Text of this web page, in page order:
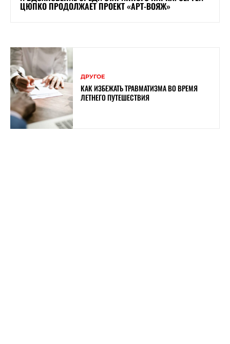
ЦЮПКО ПРОДОЛЖАЕТ ПРОЕКТ «АРТ-ВОЯЖ»
ДРУГОЕ
КАК ИЗБЕЖАТЬ ТРАВМАТИЗМА ВО ВРЕМЯ
ЛЕТНЕГО ПУТЕШЕСТВИЯ